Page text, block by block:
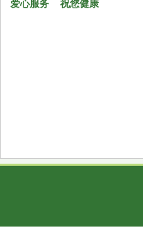
爱心服务 祝您健康